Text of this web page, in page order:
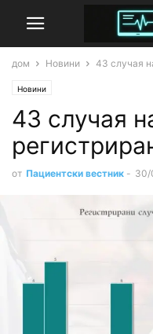
дом Новини 43 случая
Новини
43 случая
от Пациентски вестник - 30/